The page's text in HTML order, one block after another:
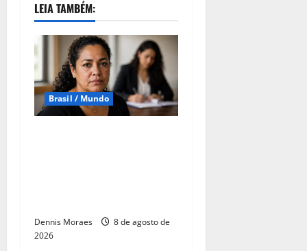
LEIA TAMBÉM:
Brasil / Mundo
Dennis Moraes
8 de agosto de
2026